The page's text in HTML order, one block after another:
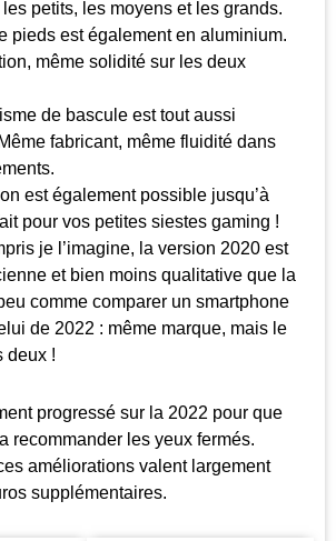
petits, les moyens et les grands.
pieds est également en aluminium.
même solidité sur les deux
de bascule est tout aussi
fabricant, même fluidité dans
est également possible jusqu’à
pour vos petites siestes gaming !
je l’imagine, la version 2020 est
et bien moins qualitative que la
comme comparer un smartphone
de 2022 : même marque, mais le
deux !
progressé sur la 2022 pour que
recommander les yeux fermés.
améliorations valent largement
supplémentaires.